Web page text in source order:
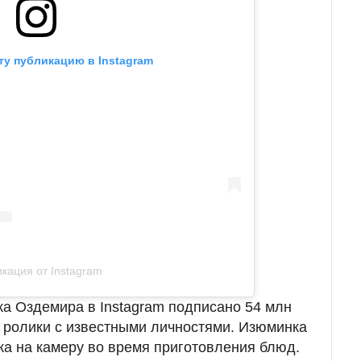
публикацию в Instagram
от Instagram
Оздемира в Instagram подписано 54 млн
с известными личностями. Изюминка
на камеру во время приготовления блюд.